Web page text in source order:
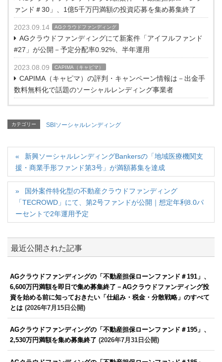
ァンド＃30」、1億5千万円満額の投資応募を集め募集終了
2023.09.14 AGクラウドファンディング
AGクラウドファンディングにて新案件「アイフルファンド
#27」が公開－予定分配率0.92%、半年運用
2023.08.09 CAPIMA（キャピマ）
CAPIMA（キャピマ）の評判・キャンペーン情報は－出金手
数料無料化で話題のソーシャルレンディング事業者
カテゴリー SBIソーシャルレンディング
新興ソーシャルレンディングBankersの「地域医療機関支
援・商業手形ファンド第3号」が満額募集を達成
国外案件特化型の不動産クラウドファンディング
「TECROWD」にて、第2号ファンドが公開｜想定年利8.0パ
ーセントで2年運用予定
最近公開された記事
AGクラウドファンディングの「不動産担保ローンファンド＃191」、
6,600万円満額を即日で集め募集終了－AGクラウドファンディング投
資を始める前に知っておきたい「仕組み・税金・分散戦略」のすべて
とは (2026年7月15日公開)
AGクラウドファンディングの「不動産担保ローンファンド＃195」、
2,530万円満額を集め募集終了 (2026年7月31日公開)